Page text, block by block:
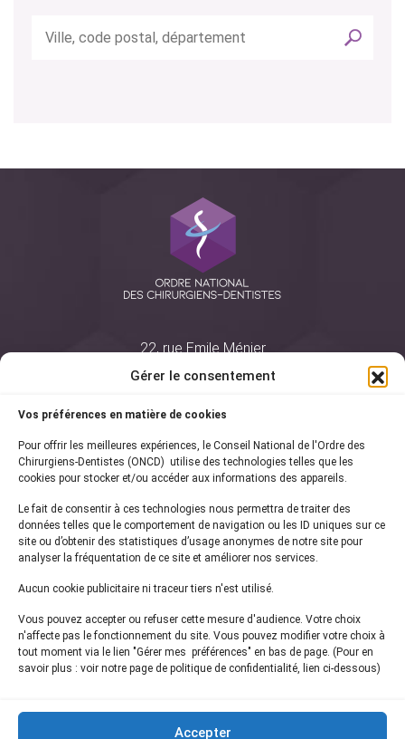
Gérer le consentement
Vos préférences en matière de cookies
Pour offrir les meilleures expériences, le Conseil National de l'Ordre des
Chirurgiens-Dentistes (ONCD) utilise des technologies telles que les
cookies pour stocker et/ou accéder aux informations des appareils.
Le fait de consentir à ces technologies nous permettra de traiter des
données telles que le comportement de navigation ou les ID uniques sur ce
site ou d’obtenir des statistiques d’usage anonymes de notre site pour
analyser la fréquentation de ce site et améliorer nos services.
Aucun cookie publicitaire ni traceur tiers n'est utilisé.
Vous pouvez accepter ou refuser cette mesure d'audience. Votre choix
n'affecte pas le fonctionnement du site. Vous pouvez modifier votre choix à
tout moment via le lien "Gérer mes préférences" en bas de page. (Pour en
savoir plus : voir notre page de politique de confidentialité, lien ci-dessous)
Accepter
22, rue Emile Ménier
75761 Paris Cedex 16
01 44 34 78 80
courrier@oncd.org
Actualités
Presse
Informations légales
Plan du site
Inscrivez-vous à notrenewsletter